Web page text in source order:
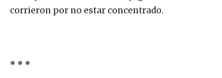
corrieron por no estar concentrado.
* * *